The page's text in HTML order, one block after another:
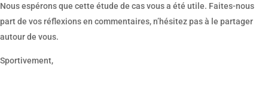
Nous espérons que cette étude de cas vous a été utile. Faites-nous
part de vos réflexions en commentaires, n’hésitez pas à le partager
autour de vous.
Sportivement,